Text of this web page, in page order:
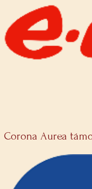
Corona Aurea